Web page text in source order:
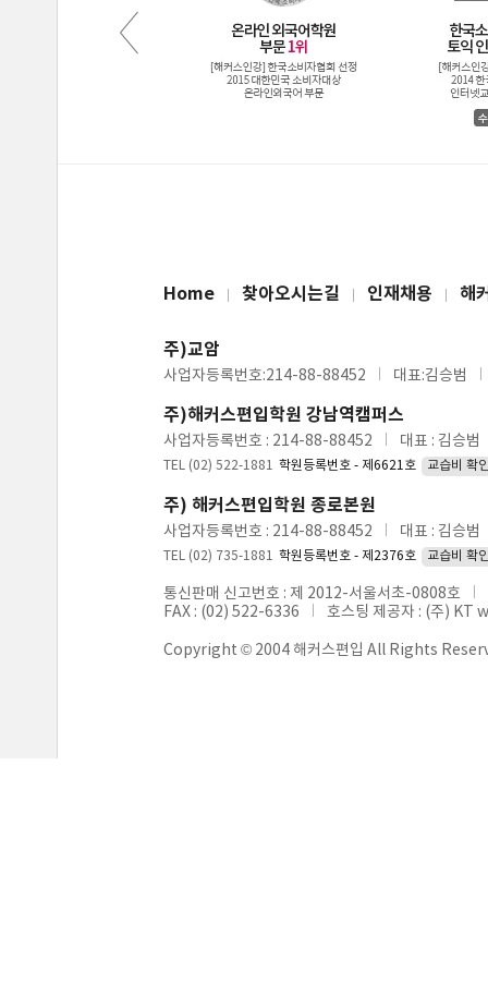
Home 찾아오시는길 인재채용 해
주)교암
사업자등록번호:214-88-88452 대표:김승범
주)해커스편입학원 강남역캠퍼스
사업자등록번호 : 214-88-88452 대표 : 김승범
TEL (02) 522-1881 학원등록번호 - 제6621호 교습비 확
주) 해커스편입학원 종로본원
사업자등록번호 : 214-88-88452 대표 : 김승범
TEL (02) 735-1881 학원등록번호 - 제2376호 교습비 확
통신판매 신고번호 : 제 2012-서울서초-0808호
FAX : (02) 522-6336
호스팅 제공자 : (주)
Copyright © 2004 해커스편입 All Rights